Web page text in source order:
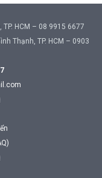
HCM – 08 9915 6677
Thạnh, TP. HCM – 0903